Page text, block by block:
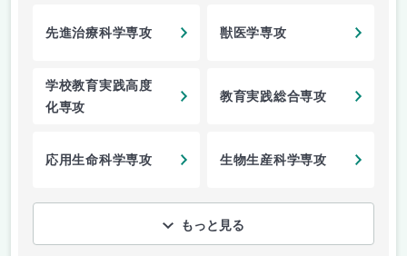
先進治療科学専攻 獣医学専攻
学校教育実践高度
化専攻
教育実践総合専攻
応用生命科学専攻 生物生産科学専攻
もっと見る